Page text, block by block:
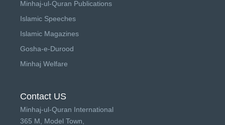
Minhaj-ul-Quran Publications
Islamic Speeches
Islamic Magazines
Gosha-e-Durood
Minhaj Welfare
Contact US
Minhaj-ul-Quran International
365 M, Model Town,